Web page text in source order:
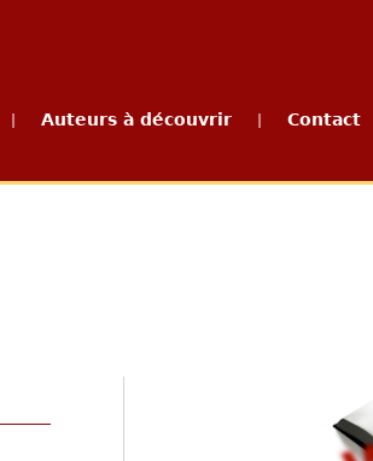
Auteurs à découvrir Contact